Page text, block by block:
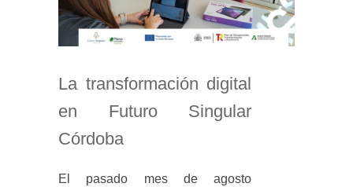
La transformación digital
en Futuro Singular
Córdoba
El pasado mes de agosto